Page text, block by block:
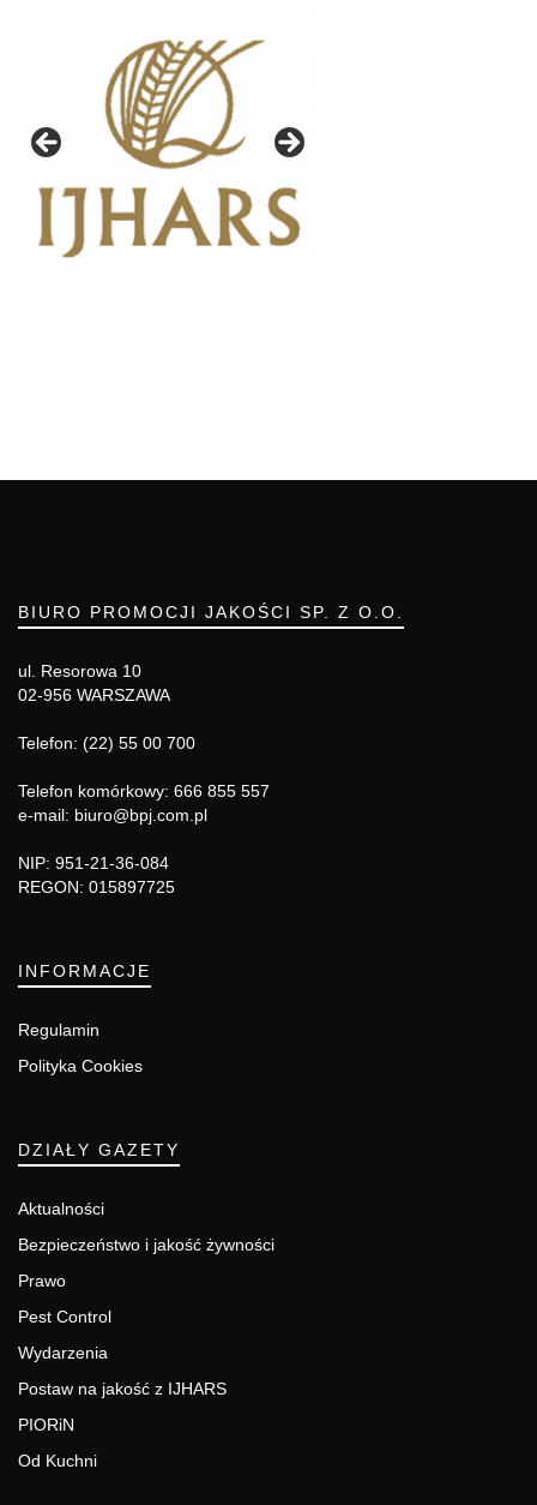
BIURO PROMOCJI JAKOŚCI SP. Z O.O.
ul. Resorowa 10
02-956 WARSZAWA
Telefon: (22) 55 00 700
Telefon komórkowy: 666 855 557
e-mail: biuro@bpj.com.pl
NIP: 951-21-36-084
REGON: 015897725
INFORMACJE
Regulamin
Polityka Cookies
DZIAŁY GAZETY
Aktualności
Bezpieczeństwo i jakość żywności
Prawo
Pest Control
Wydarzenia
Postaw na jakość z IJHARS
PIORiN
Od Kuchni